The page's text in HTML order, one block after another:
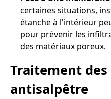
certaines situations,
étanche à l'intérieur
pour prévenir les
des matériaux poreux.
Traitement
antisalpêtre